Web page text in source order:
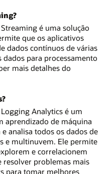
é uma solução
que os aplicativos
dados contínuos de várias
para processamento
mais detalhes do
Analytics é um
aprendizado de máquina
analisa todos os dados de
e multinuvem. Ele permite
e correlacionem
resolver problemas mais
para tomar melhores